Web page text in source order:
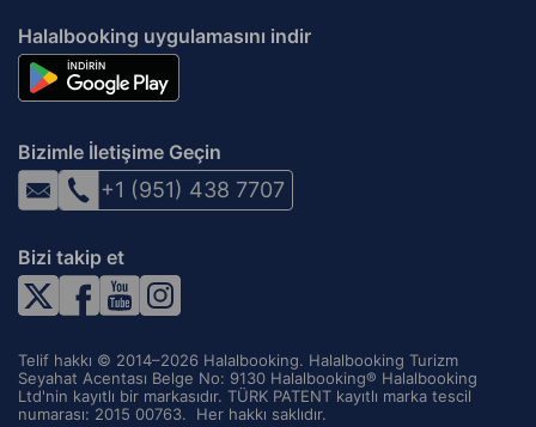
Halalbooking uygulamasını indir
Bizimle İletişime Geçin
+1 (951) 438 7707
Bizi takip et
Telif hakkı © 2014–2026 Halalbooking. Halalbooking Turizm
Seyahat Acentası Belge No: 9130 Halalbooking® Halalbooking
Ltd'nin kayıtlı bir markasıdır. TÜRK PATENT kayıtlı marka tescil
numarası: 2015 00763. ‌ Her hakkı saklıdır.